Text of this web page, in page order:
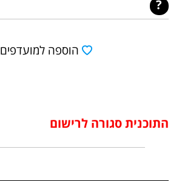
הוספה למועדפים
התוכנית סגורה לרישום